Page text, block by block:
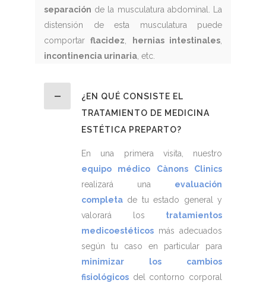
separación de la musculatura abdominal. La
distensión de esta musculatura puede
comportarflacidez, hernias intestinales,
incontinencia urinaria, etc.
¿EN QUÉ CONSISTE EL
TRATAMIENTO DE MEDICINA
ESTÉTICA PREPARTO?
En una primera visita, nuestro
equipo médico Cànons Clinics
realizará una evaluación
completa de tu estado general y
valorará los tratamientos
medicoestéticos más adecuados
según tu caso en particular para
minimizar los cambios
fisiológicos del contorno corporal